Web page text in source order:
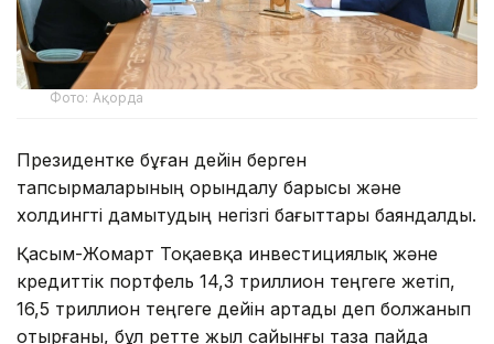
Фото: Ақорда
Президентке бұған дейін берген
тапсырмаларының орындалу барысы және
холдингті дамытудың негізгі бағыттары баяндалды.
Қасым-Жомарт Тоқаевқа инвестициялық және
кредиттік портфель 14,3 триллион теңгеге жетіп,
16,5 триллион теңгеге дейін артады деп болжанып
отырғаны, бұл ретте жыл сайынғы таза пайда